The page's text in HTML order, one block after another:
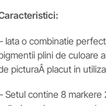
Iata o combinatie
plini de culoare
picturaÂ placut in
Setul contine 8 markere